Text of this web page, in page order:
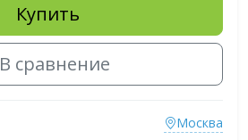
Купить
В сравнение
Москва